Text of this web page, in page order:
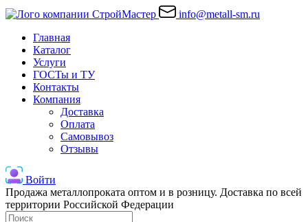
info@metall-sm.ru
Главная
Каталог
Услуги
ГОСТы и ТУ
Контакты
Компания
Доставка
Оплата
Самовывоз
Отзывы
Войти
Продажа металлопроката оптом и в розницу. Доставка по всей
территории Российской Федерации